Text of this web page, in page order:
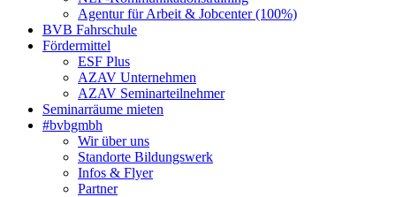
Agentur für Arbeit & Jobcenter (100%)
BVB Fahrschule
Fördermittel
ESF Plus
AZAV Unternehmen
AZAV Seminarteilnehmer
Seminarräume mieten
#bvbgmbh
Wir über uns
Standorte Bildungswerk
Infos & Flyer
Partner